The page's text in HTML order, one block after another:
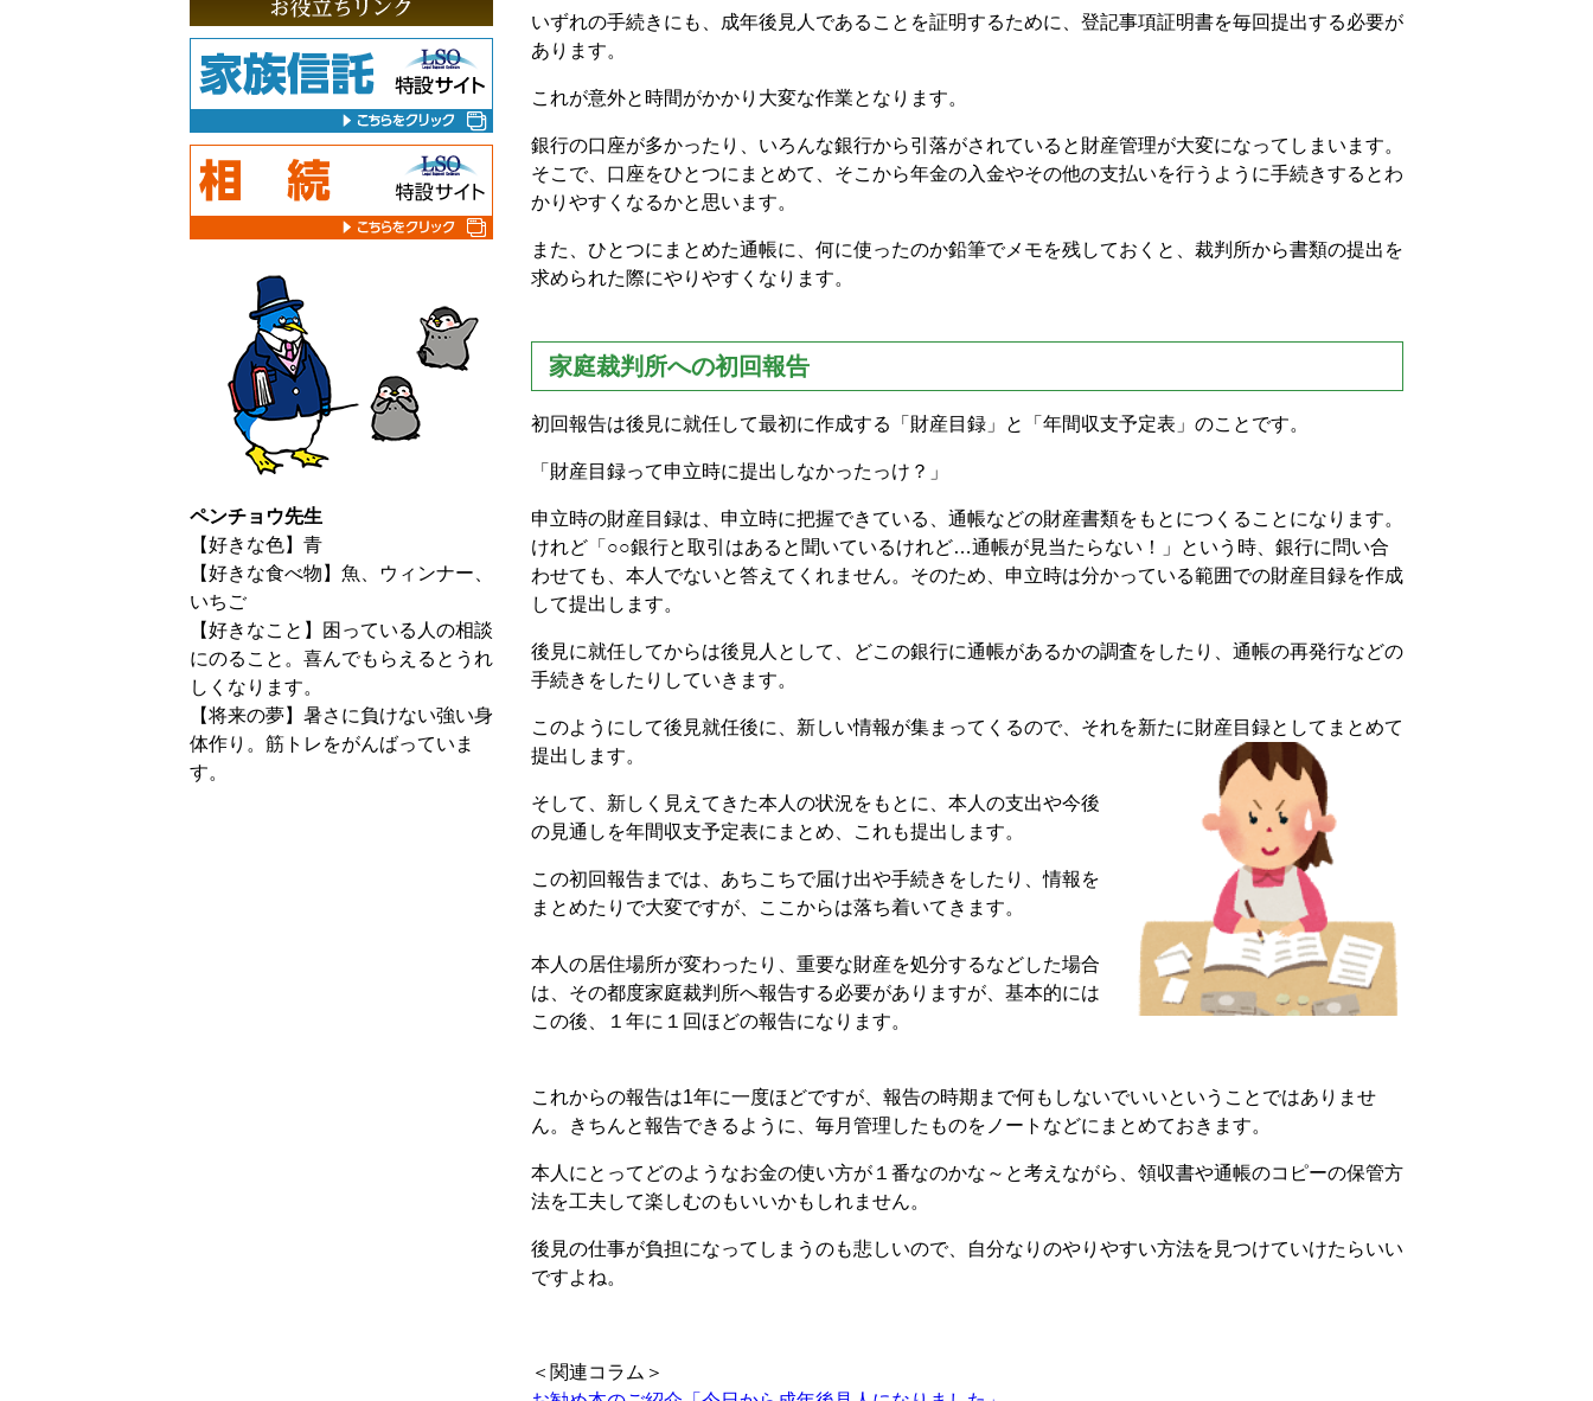
いずれの手続きにも、成年後見人であることを証明するために、登記事項証明書を毎回提出する必要が
あります。
これが意外と時間がかかり大変な作業となります。
銀行の口座が多かったり、いろんな銀行から引落がされていると財産管理が大変になってしまいます。
そこで、口座をひとつにまとめて、そこから年金の入金やその他の支払いを行うように手続きするとわ
かりやすくなるかと思います。
また、ひとつにまとめた通帳に、何に使ったのか鉛筆でメモを残しておくと、裁判所から書類の提出を
求められた際にやりやすくなります。
家庭裁判所への初回報告
初回報告は後見に就任して最初に作成する「財産目録」と「年間収支予定表」のことです。
「財産目録って申立時に提出しなかったっけ？」
申立時の財産目録は、申立時に把握できている、通帳などの財産書類をもとにつくることになります。
けれど「○○銀行と取引はあると聞いているけれど…通帳が見当たらない！」という時、銀行に問い合
わせても、本人でないと答えてくれません。そのため、申立時は分かっている範囲での財産目録を作成
して提出します。
後見に就任してからは後見人として、どこの銀行に通帳があるかの調査をしたり、通帳の再発行などの
手続きをしたりしていきます。
このようにして後見就任後に、新しい情報が集まってくるので、それを新たに財産目録としてまとめて
提出します。
そして、新しく見えてきた本人の状況をもとに、本人の支出や今後
の見通しを年間収支予定表にまとめ、これも提出します。
この初回報告までは、あちこちで届け出や手続きをしたり、情報を
まとめたりで大変ですが、ここからは落ち着いてきます。
本人の居住場所が変わったり、重要な財産を処分するなどした場合
は、その都度家庭裁判所へ報告する必要がありますが、基本的には
この後、１年に１回ほどの報告になります。
これからの報告は1年に一度ほどですが、報告の時期まで何もしないでいいということではありませ
ん。きちんと報告できるように、毎月管理したものをノートなどにまとめておきます。
本人にとってどのようなお金の使い方が１番なのかな～と考えながら、領収書や通帳のコピーの保管方
法を工夫して楽しむのもいいかもしれません。
後見の仕事が負担になってしまうのも悲しいので、自分なりのやりやすい方法を見つけていけたらいい
ですよね。
＜関連コラム＞
ペンチョウ先生
【好きな色】青
【好きな食べ物】魚、ウィンナー、
いちご
【好きなこと】困っている人の相談
にのること。喜んでもらえるとうれ
しくなります。
【将来の夢】暑さに負けない強い身
体作り。筋トレをがんばっていま
す。